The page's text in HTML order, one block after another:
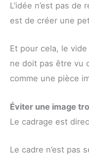
L’idée n’est pas de
est de créer une
Et pour cela, le
ne doit pas être vu
comme une pièce
Éviter une image
Le cadrage est
Le cadre n’est pas